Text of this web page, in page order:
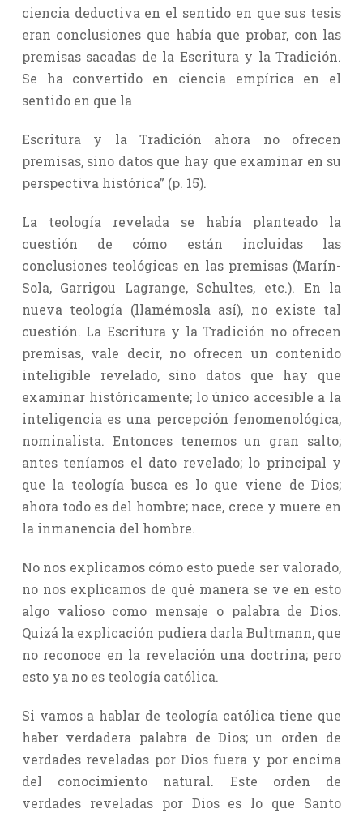
ciencia deductiva en el sentido en que sus tesis
eran conclusiones que había que probar, con las
premisas sacadas de la Escritura y la Tradición.
Se ha convertido en ciencia empírica en el
sentido en que la
Escritura y la Tradición ahora no ofrecen
premisas, sino datos que hay que examinar en su
perspectiva histórica” (p. 15).
La teología revelada se había planteado la
cuestión de cómo están incluidas las
conclusiones teológicas en las premisas (Marín-
Sola, Garrigou Lagrange, Schultes, etc.). En la
nueva teología (llamémosla así), no existe tal
cuestión. La Escritura y la Tradición no ofrecen
premisas, vale decir, no ofrecen un contenido
inteligible revelado, sino datos que hay que
examinar históricamente; lo único accesible a la
inteligencia es una percepción fenomenológica,
nominalista. Entonces tenemos un gran salto;
antes teníamos el dato revelado; lo principal y
que la teología busca es lo que viene de Dios;
ahora todo es del hombre; nace, crece y muere en
la inmanencia del hombre.
No nos explicamos cómo esto puede ser valorado,
no nos explicamos de qué manera se ve en esto
algo valioso como mensaje o palabra de Dios.
Quizá la explicación pudiera darla Bultmann, que
no reconoce en la revelación una doctrina; pero
esto ya no es teología católica.
Si vamos a hablar de teología católica tiene que
haber verdadera palabra de Dios; un orden de
verdades reveladas por Dios fuera y por encima
del conocimiento natural. Este orden de
verdades reveladas por Dios es lo que Santo